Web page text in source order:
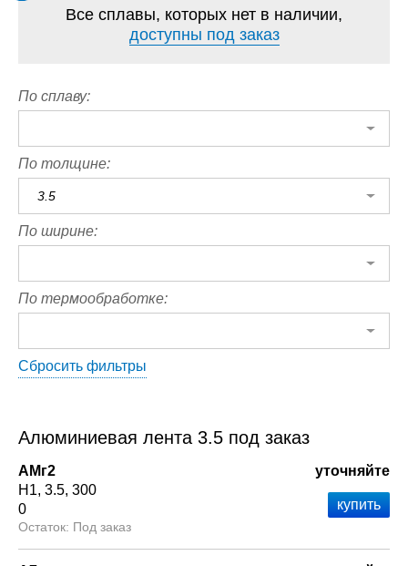
Все сплавы, которых нет в наличии,
доступны под заказ
По сплаву:
По толщине:
3.5
По ширине:
По термообработке:
Сбросить фильтры
Алюминиевая лента 3.5 под заказ
АМг2
Н1 3.5 300
0
Под заказ
уточняйте